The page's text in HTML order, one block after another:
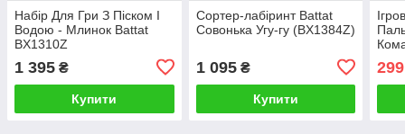
Набір Для Гри З Піском І
Водою - Млинок Battat
BX1310Z
1 395 ₴
Купити
Сортер-лабіринт Battat
Совонька Угу-гу (BX1384Z)
1 095₴
Купити
299